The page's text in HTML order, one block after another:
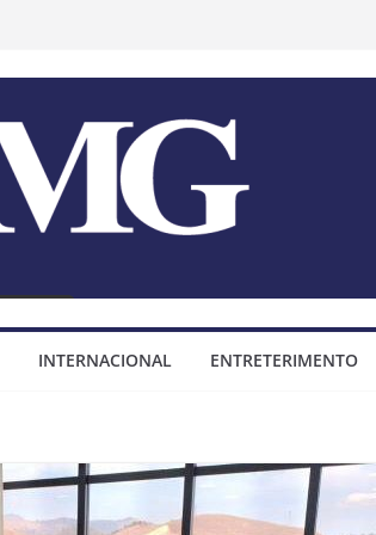
INTERNACIONAL ENTRETERIMENTO